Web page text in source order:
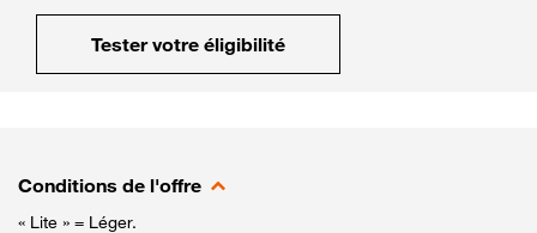
Tester votre éligibilité
Conditions de l'offre
« Lite » = Léger.